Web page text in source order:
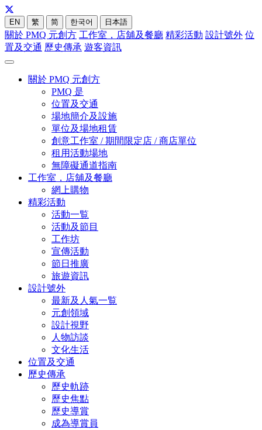
EN 繁 简 한국어 日本語
關於 PMQ 元創方 工作室，店舖及餐廳 精彩活動 設計號外 位
置及交通 歷史傳承 遊客資訊
關於 PMQ 元創方
PMQ 是
位置及交通
場地簡介及設施
單位及場地租賃
創意工作室 / 期間限定店 / 商店單位
租用活動場地
無障礙通道指南
工作室，店舖及餐廳
網上購物
精彩活動
活動一覧
活動及節目
工作坊
宣傳活動
節日推廣
旅遊資訊
設計號外
最新及人氣一覧
元創領域
設計視野
人物訪談
文化生活
位置及交通
歷史傳承
歷史軌跡
歷史焦點
歷史導賞
成為導賞員